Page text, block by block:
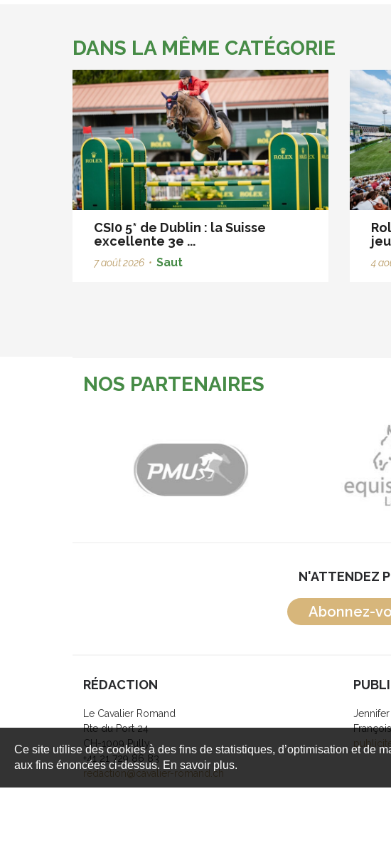
DANS LA MÊME CATÉGORIE
CSI0 5* de Dublin : la Suisse
excellente 3e ...
7 août 2026 • Saut 4
NOS PARTENAIRES
N'ATTENDEZ
Abonnez-
RÉDACTION
Le Cavalier Romand
Rte du Port 24
CH-1009 Pully
+41 21 729 86 83
redaction@cavalier-romand.ch
Ce site utilise des cookies à des fins de statistiques, d’optimisation et de
aux fins énoncées ci-dessus. En savoir plus.